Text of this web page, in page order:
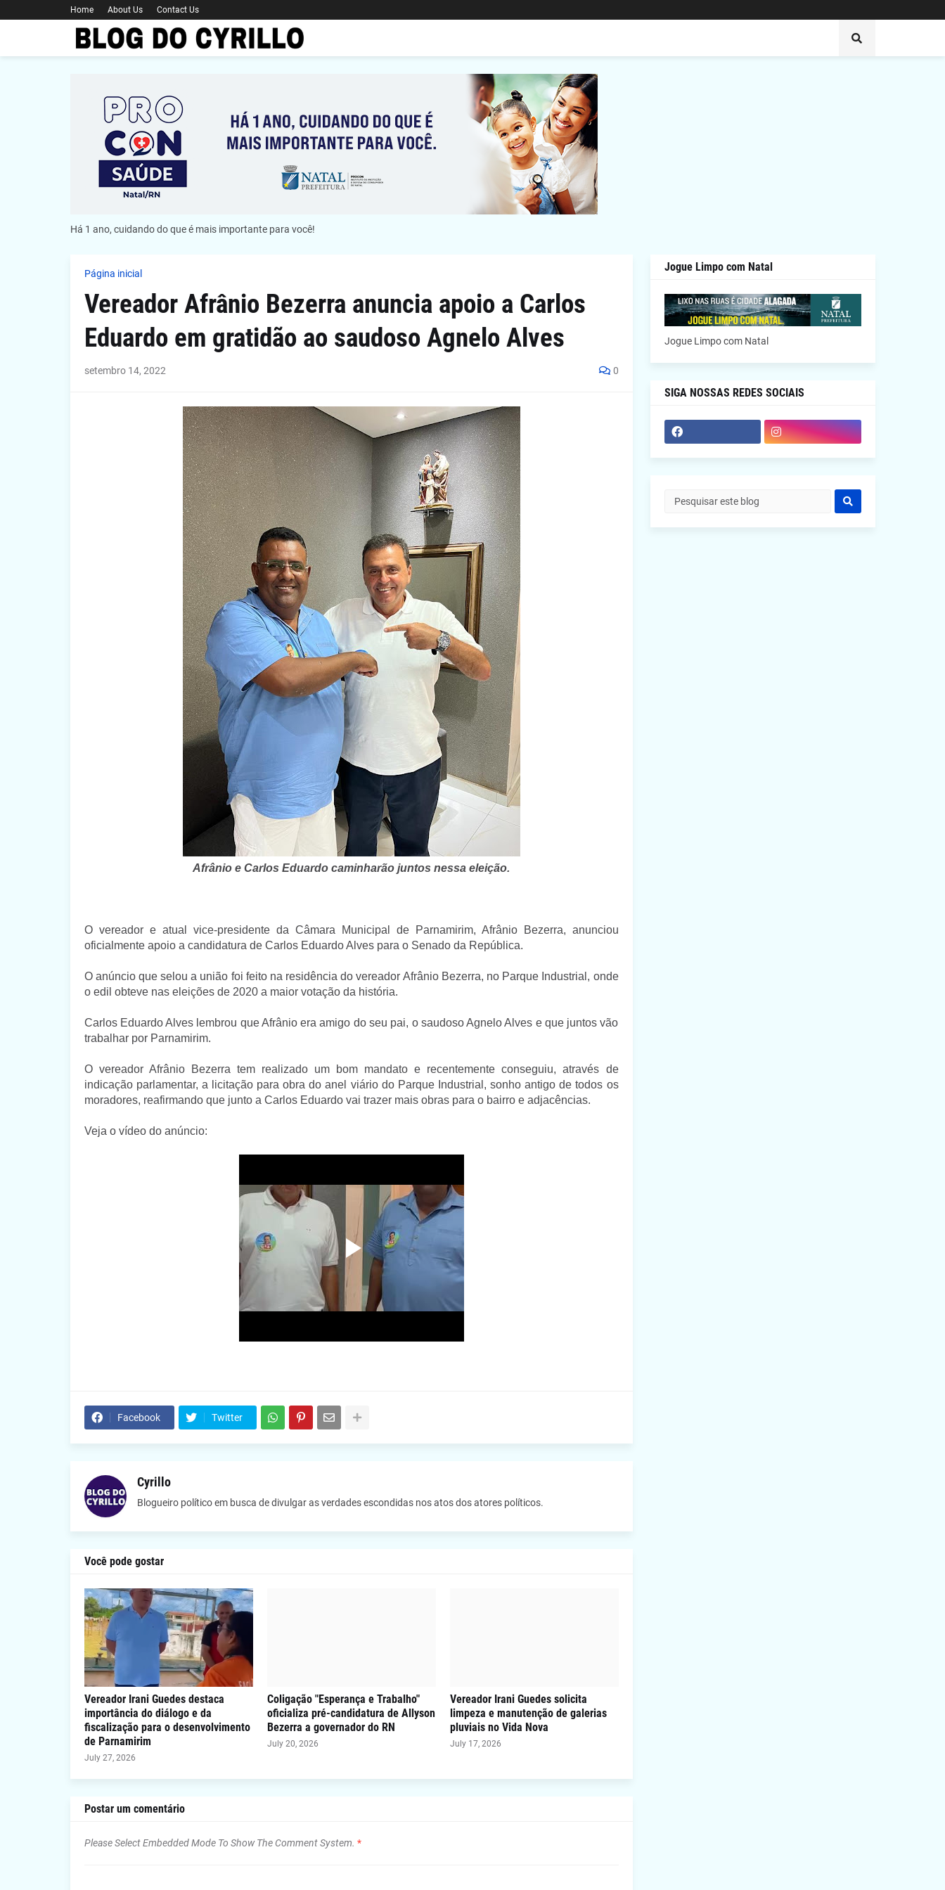
Home About Us Contact Us
Há 1 ano, cuidando do que é mais importante para você!
Página inicial
Vereador Afrânio Bezerra anuncia apoio a Carlos
Eduardo em gratidão ao saudoso Agnelo Alves
setembro 14, 2022 0
Afrânio e Carlos Eduardo caminharão juntos nessa eleição.
O vereador e atual vice-presidente da Câmara Municipal de Parnamirim, Afrânio Bezerra, anunciou
oficialmente apoio a candidatura de Carlos Eduardo Alves para o Senado da República.
O anúncio que selou a união foi feito na residência do vereador Afrânio Bezerra, no Parque Industrial, onde
o edil obteve nas eleições de 2020 a maior votação da história.
Carlos Eduardo Alves lembrou que Afrânio era amigo do seu pai, o saudoso Agnelo Alves e que juntos vão
trabalhar por Parnamirim.
O vereador Afrânio Bezerra tem realizado um bom mandato e recentemente conseguiu, através de
indicação parlamentar, a licitação para obra do anel viário do Parque Industrial, sonho antigo de todos os
moradores, reafirmando que junto a Carlos Eduardo vai trazer mais obras para o bairro e adjacências.
Veja o vídeo do anúncio:
Facebook Twitter
Cyrillo
Blogueiro político em busca de divulgar as verdades escondidas nos atos dos atores políticos.
Você pode gostar
Vereador Irani Guedes destaca
importância do diálogo e da
fiscalização para o desenvolvimento
de Parnamirim
July 27, 2026
Coligação "Esperança e Trabalho"
oficializa pré-candidatura de Allyson
Bezerra a governador do RN
July 20, 2026
Vereador Irani Guedes solicita
limpeza e manutenção de galerias
pluviais no Vida Nova
July 17, 2026
Postar um comentário
Please Select Embedded Mode To Show The Comment System. *
Jogue Limpo com Natal
Jogue Limpo com Natal
SIGA NOSSAS REDES SOCIAIS